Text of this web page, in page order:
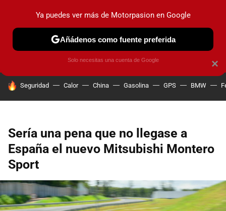
PRUEBAS COCHES ELÉCTRICOS OBSERVATORIO
HOY SE HABLA DE
Seguridad Calor China Gasolina GPS BMW
Sería una pena que no llegase a
España el nuevo Mitsubishi Montero
Sport
×
Ya puedes ver más de Motorpasion en Google
Añádenos como fuente preferida
Solo necesitas una cuenta de Google